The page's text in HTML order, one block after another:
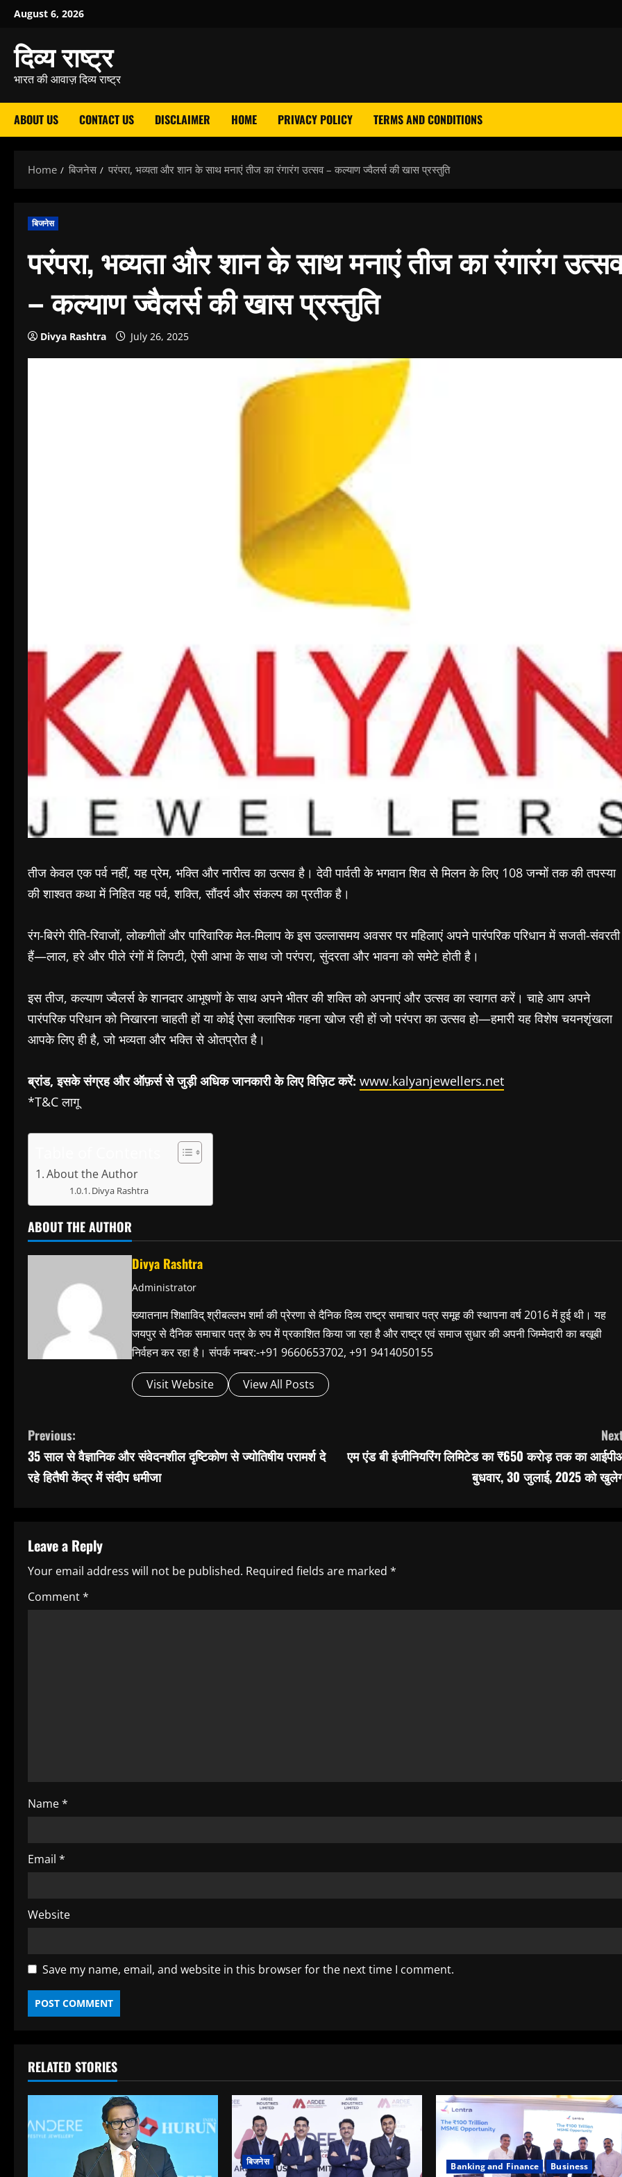
Skip
content
August 6, 2026
दिव्य राष्ट्र
भारत की आवाज़ दिव्य राष्ट्र
ABOUT US CONTACT US DISCLAIMER HOME PRIVACY POLICY TERMS AND CONDITIONS
Home बिजनेस परंपरा, भव्यता और शान के साथ मनाएं तीज का रंगारंग उत्सव – कल्याण ज्वैलर्स की खास प्रस्तुति
बिजनेस
परंपरा, भव्यता और शान के साथ मनाएं तीज का रंगारंग
– कल्याण ज्वैलर्स की खास प्रस्तुति
Divya Rashtra July 26, 2025
तीज केवल एक पर्व नहीं, यह प्रेम, भक्ति और नारीत्व का उत्सव है। देवी पार्वती के भगवान शिव से मिलन के लिए 108 जन्मों तक की तपस्या
की शाश्वत कथा में निहित यह पर्व, शक्ति, सौंदर्य और संकल्प का प्रतीक है।
रंग-बिरंगे रीति-रिवाजों, लोकगीतों और पारिवारिक मेल-मिलाप के इस उल्लासमय अवसर पर महिलाएं अपने पारंपरिक परिधान में सजती-संवरती
हैं—लाल, हरे और पीले रंगों में लिपटी, ऐसी आभा के साथ जो परंपरा, सुंदरता और भावना को समेटे होती है।
इस तीज, कल्याण ज्वैलर्स के शानदार आभूषणों के साथ अपने भीतर की शक्ति को अपनाएं और उत्सव का स्वागत करें। चाहे आप अपने
पारंपरिक परिधान को निखारना चाहती हों या कोई ऐसा क्लासिक गहना खोज रही हों जो परंपरा का उत्सव हो—हमारी यह विशेष चयनशृंखला
आपके लिए ही है, जो भव्यता और भक्ति से ओतप्रोत है।
ब्रांड,इसके संग्रह और ऑफ़र्स से जुड़ी अधिक जानकारी के लिए विज़िट करें: www.kalyanjewellers.net
*T&C लागू
About the Author
Divya Rashtra
ABOUT THE AUTHOR
Divya Rashtra
Administrator
ख्यातनाम शिक्षाविद् श्रीबल्लभ शर्मा की प्रेरणा से दैनिक दिव्य राष्ट्र समाचार पत्र समूह की स्थापना वर्ष 2016 में हुई थी। यह
जयपुर से दैनिक समाचार पत्र के रुप में प्रकाशित किया जा रहा है और राष्ट्र एवं समाज सुधार की अपनी जिम्मेदारी का बखूबी
निर्वहन कर रहा है। संपर्क नम्बर:-+91 9660653702, +91 9414050155
Visit Website View All Posts
C
o
i
n
u
i
n
g
Previous:
35 साल से वैज्ञानिक और संवेदनशील दृष्टिकोण से ज्योतिषीय परामर्श दे
रहे हितैषी केंद्र में संदीप धमीजा
एम एंड बी इंजीनियरिंग लिमिटेड का ₹650 करोड़ तक का
बुधवार, 30 जुलाई, 2025 को
Leave a Reply
Your email address will not be published. Required fields are marked *
Comment*
Name*
Email *
Website
Save my name, email, and website in this browser for the next time I comment.
RELATED STORIES
बिजनेस Banking and Finance Business